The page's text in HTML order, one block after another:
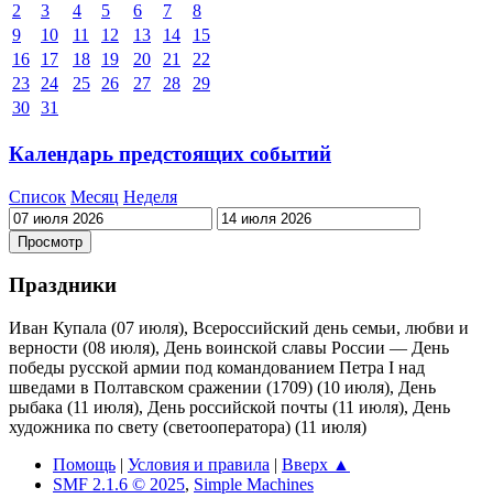
2
3 4 5 6 7
8
9
10 11 12 13 14
15
16
17 18 19 20 21
22
23
24 25 26 27 28
29
30 31
Календарь предстоящих событий
Список Месяц Неделя
Праздники
Иван Купала (07 июля), Всероссийский день семьи, любви и
верности (08 июля), День воинской славы России — День
победы русской армии под командованием Петра I над
шведами в Полтавском сражении (1709) (10 июля), День
рыбака (11 июля), День российской почты (11 июля), День
художника по свету (светооператора) (11 июля)
Помощь | Условия и правила | Вверх ▲
SMF 2.1.6 © 2025, Simple Machines